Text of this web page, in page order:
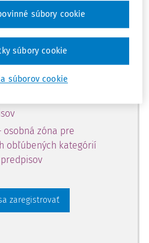
prístup na 10 dní
len zaregistrovať.
získate prístup aj k
obsahu:
zóna pre
obľúbených kategórií
zaregistrovať
súborov cookie
súbory cookie
súbory cookie